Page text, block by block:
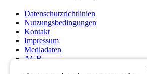
Datenschutzrichtlinien
Nutzungsbedingungen
Kontakt
Impressum
Mediadaten
AGB